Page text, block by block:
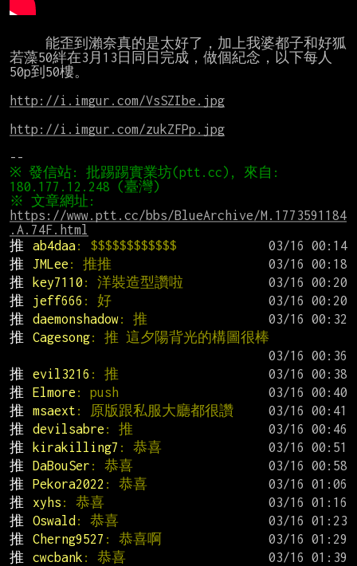
若藻50絆在3月13日同日完成，做個紀念，以下每人
50p到50樓。
http://i.imgur.com/VsSZIbe.jpg
http://i.imgur.com/zukZFPp.jpg
※ 發信站: 批踢踢實業坊(ptt.cc), 來自:
https://www.ptt.cc/bbs/BlueArchive/M.1773591184
.A.74F.html
推
ab4daa: $$$$$$$$$$$$
推
JMLee : 推推
推
key7110 : 洋裝造型讚啦
推
jeff666 : 好
推
daemonshadow: 推
推
Cagesong: 推 這夕陽背光的構圖很棒
推
evil3216 : 推
推
Elmore : push
推
msaext : 原版跟私服大廳都很讚
推
devilsabre : 推
推
kirakilling7 : 恭喜
推
DaBouSer : 恭喜
推
Pekora2022 : 恭喜
推
xyhs : 恭喜
推
Oswald : 恭喜
推
Cherng9527 : 恭喜啊
推
cwcbank : 恭喜